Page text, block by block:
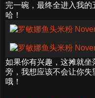
完一碗，最终全进入我
哈！
如果你有兴趣，这摊就
旁，我想应该不会让你
哦！